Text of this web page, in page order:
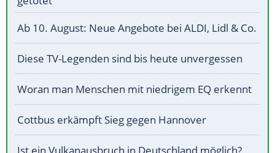
Ab 10. August: Neue Angebote bei ALDI, Lidl & Co.
Diese TV-Legenden sind bis heute unvergessen
Woran man Menschen mit niedrigem EQ erkennt
Cottbus erkämpft Sieg gegen Hannover